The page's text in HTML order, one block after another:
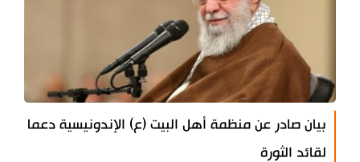
بيان صادر عن منظمة أهل البيت (ع) الإندونيسية دعما
لقائد الثورة